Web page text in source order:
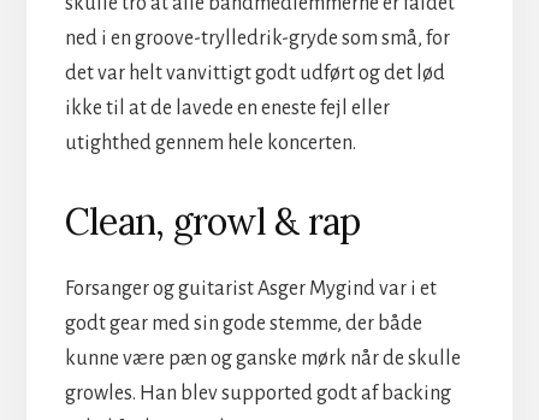
ned i en groove-trylledrik-gryde som små, for
det var helt vanvittigt godt udført og det lød
ikke til at de lavede en eneste fejl eller
utighthed gennem hele koncerten.
Clean, growl & rap
Forsanger og guitarist Asger Mygind var i et
godt gear med sin gode stemme, der både
kunne være pæn og ganske mørk når de skulle
growles. Han blev supported godt af backing